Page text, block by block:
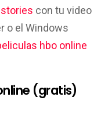
con tu video
o el Windows
hbo online
(gratis)